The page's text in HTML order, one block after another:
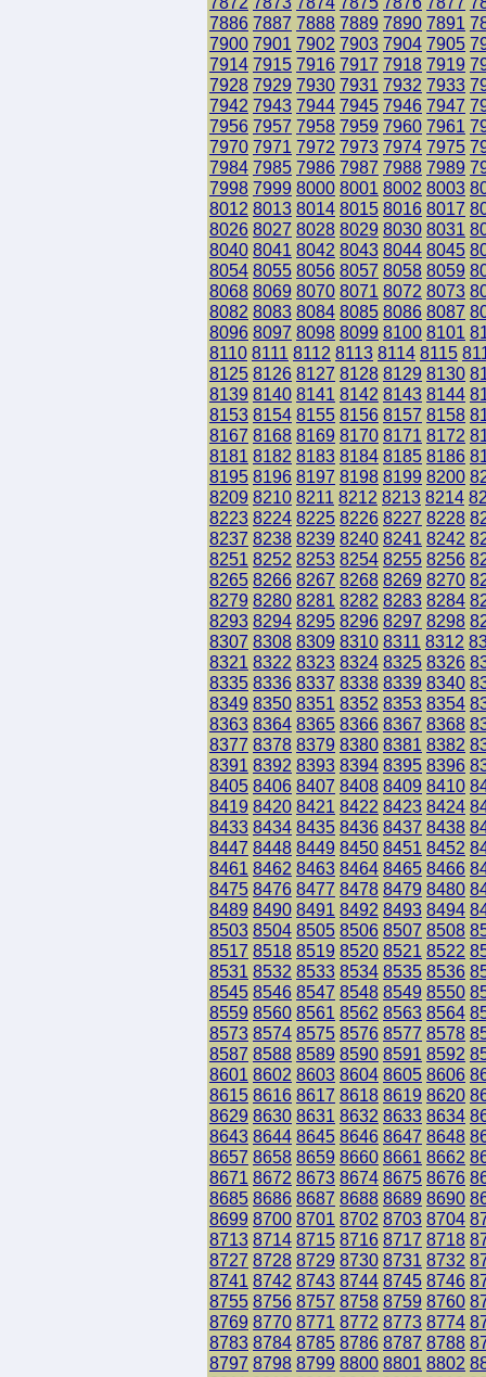
7886 7887 7888 7889 7890 7891
7900 7901 7902 7903 7904 7905
7914 7915 7916 7917 7918 7919
7928 7929 7930 7931 7932 7933
7942 7943 7944 7945 7946 7947
7956 7957 7958 7959 7960 7961
7970 7971 7972 7973 7974 7975
7984 7985 7986 7987 7988 7989
7998 7999 8000 8001 8002 8003
8012 8013 8014 8015 8016 8017
8026 8027 8028 8029 8030 8031
8040 8041 8042 8043 8044 8045
8054 8055 8056 8057 8058 8059
8068 8069 8070 8071 8072 8073
8082 8083 8084 8085 8086 8087
8096 8097 8098 8099 8100 8101
8110 8111 8112 8113 8114 8115
8125 8126 8127 8128 8129 8130
8139 8140 8141 8142 8143 8144
8153 8154 8155 8156 8157 8158
8167 8168 8169 8170 8171 8172
8181 8182 8183 8184 8185 8186
8195 8196 8197 8198 8199 8200
8209 8210 8211 8212 8213 8214
8223 8224 8225 8226 8227 8228
8237 8238 8239 8240 8241 8242
8251 8252 8253 8254 8255 8256
8265 8266 8267 8268 8269 8270
8279 8280 8281 8282 8283 8284
8293 8294 8295 8296 8297 8298
8307 8308 8309 8310 8311 8312
8321 8322 8323 8324 8325 8326
8335 8336 8337 8338 8339 8340
8349 8350 8351 8352 8353 8354
8363 8364 8365 8366 8367 8368
8377 8378 8379 8380 8381 8382
8391 8392 8393 8394 8395 8396
8405 8406 8407 8408 8409 8410
8419 8420 8421 8422 8423 8424
8433 8434 8435 8436 8437 8438
8447 8448 8449 8450 8451 8452
8461 8462 8463 8464 8465 8466
8475 8476 8477 8478 8479 8480
8489 8490 8491 8492 8493 8494
8503 8504 8505 8506 8507 8508
8517 8518 8519 8520 8521 8522
8531 8532 8533 8534 8535 8536
8545 8546 8547 8548 8549 8550
8559 8560 8561 8562 8563 8564
8573 8574 8575 8576 8577 8578
8587 8588 8589 8590 8591 8592
8601 8602 8603 8604 8605 8606
8615 8616 8617 8618 8619 8620
8629 8630 8631 8632 8633 8634
8643 8644 8645 8646 8647 8648
8657 8658 8659 8660 8661 8662
8671 8672 8673 8674 8675 8676
8685 8686 8687 8688 8689 8690
8699 8700 8701 8702 8703 8704
8713 8714 8715 8716 8717 8718
8727 8728 8729 8730 8731 8732
8741 8742 8743 8744 8745 8746
8755 8756 8757 8758 8759 8760
8769 8770 8771 8772 8773 8774
8783 8784 8785 8786 8787 8788
8797 8798 8799 8800 8801 8802